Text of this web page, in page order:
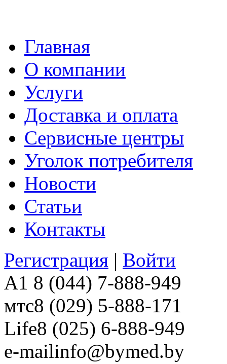
Главная
О компании
Услуги
Доставка и оплата
Сервисные центры
Уголок потребителя
Новости
Статьи
Контакты
Регистрация | Войти
A1 8 (044) 7-888-949
мтс8 (029) 5-888-171
Life8 (025) 6-888-949
e-mailinfo@bymed.by